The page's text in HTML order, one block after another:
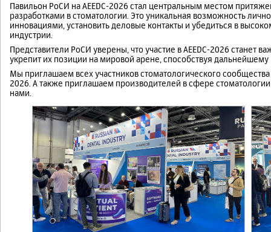
Павильон РоСИ на AEEDC-2026 стал центральным местом
разработками в стоматологии. Это уникальная возможность
инновациями, установить деловые контакты и убедиться в
индустрии.
Представители РоСИ уверены, что участие в AEEDC-2026 станет
укрепит их позиции на мировой арене, способствуя дальнейшему
Мы приглашаем всех участников стоматологического
2026. А также приглашаем производителей в сфере стоматологии
нами.